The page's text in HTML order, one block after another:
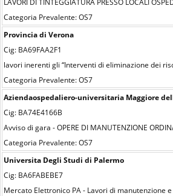
LAVORI DI TINTEGGIATURA PRESSO LOCALI
Categoria Prevalente: OS7
Provincia di Verona
Cig: BA69FAA2F1
lavori inerenti gli “Interventi di eliminazione dei
Categoria Prevalente: OS7
Aziendaospedaliero-universitaria Maggiore
Cig: BA74E4166B
Avviso di gara - OPERE DI MANUTENZIONE
Categoria Prevalente: OS7
Universita Degli Studi di Palermo
Cig: BA6FABEBE7
Mercato Elettronico PA - Lavori di manutenzione